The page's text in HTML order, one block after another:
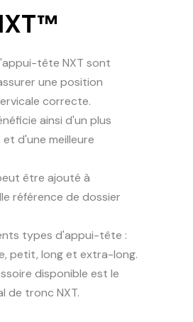
tête NXT sont
une position
correcte.
ainsi d'un plus
d'une meilleure
être ajouté à
référence de dossier
types d'appui-tête :
petit, long et extra-long.
disponible est le
de tronc NXT.